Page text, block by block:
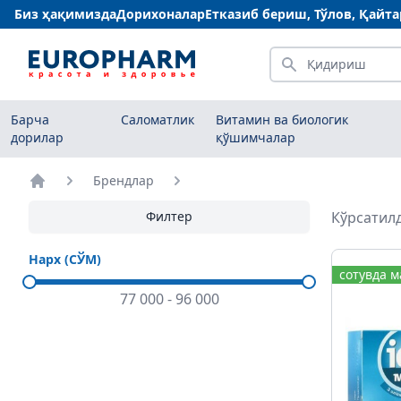
Биз ҳақимиздаДорихоналарЕтказиб бериш, Тўлов,
Қидириш
Барча
дорилар
Саломатлик
Витамин ва биологик
қўшимчалар
Брендлар
Филтер
Нарх (СЎМ)
77 000-96 000
сотувда